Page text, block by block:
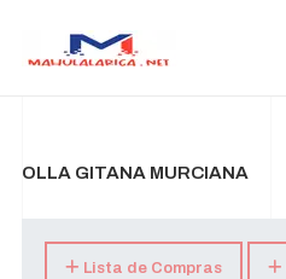
OLLA GITANA MURCIANA
Lista de Compras